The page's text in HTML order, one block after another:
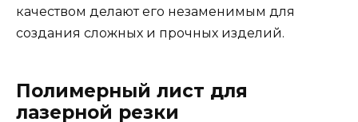
качеством делают его незаменимым для
создания сложных и прочных изделий.
Полимерный лист для
лазерной резки